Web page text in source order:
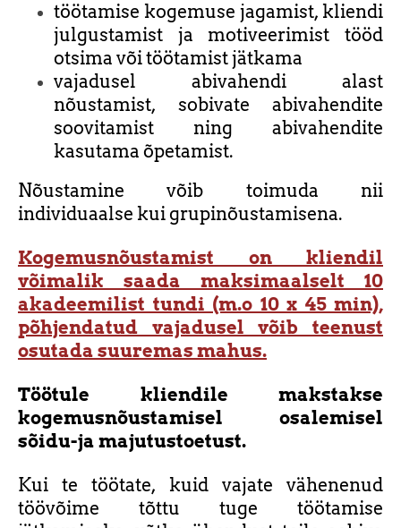
töötamise kogemuse jagamist, kliendi
julgustamist ja motiveerimist tööd
otsima või töötamist jätkama
vajadusel abivahendi alast
nõustamist, sobivate abivahendite
soovitamist ning abivahendite
kasutama õpetamist.
Nõustamine võib toimuda nii
individuaalse kui grupinõustamisena.
Kogemusnõustamist on kliendil
võimalik saada maksimaalselt 10
akadeemilist tundi (m.o 10 x 45 min),
põhjendatud vajadusel võib teenust
osutada suuremas mahus.
Töötule kliendile makstakse
kogemusnõustamisel osalemisel
sõidu-ja majutustoetust.
Kui te töötate, kuid vajate vähenenud
töövõime tõttu tuge töötamise